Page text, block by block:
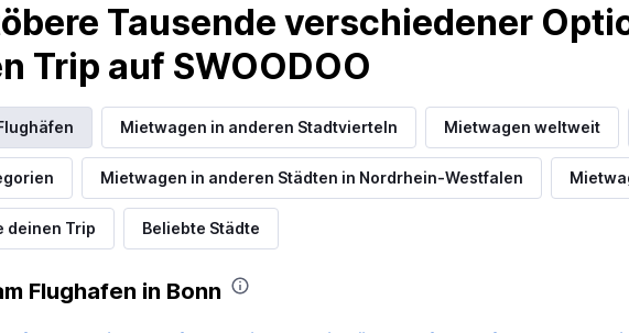
Tausende verschiedener
Trip auf SWOODOO
Mietwagen in anderen Stadtvierteln Mietwagen weltweit
Mietwagen in anderen Städten in Nordrhein-Westfalen
deinen Trip Beliebte Städte
Flughafen in Bonn